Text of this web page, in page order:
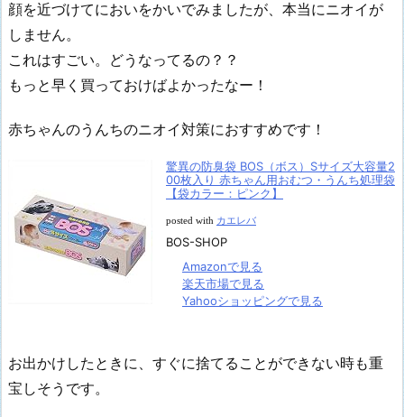
顔を近づけてにおいをかいでみましたが、本当にニオイが
しません。
これはすごい。どうなってるの？？
もっと早く買っておけばよかったなー！
赤ちゃんのうんちのニオイ対策におすすめです！
驚異の防臭袋 BOS（ボス）Sサイズ大容量2
00枚入り 赤ちゃん用おむつ・うんち処理袋
【袋カラー：ピンク】
posted with カエレバ
BOS-SHOP
Amazonで見る
楽天市場で見る
Yahooショッピングで見る
お出かけしたときに、すぐに捨てることができない時も重
宝しそうです。